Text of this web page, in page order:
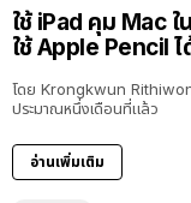
ใช้ iPad คุม Mac
ใช้ Apple Pencil ไ
โดย Krongkwun
ประมาณหนึ่งเดือนที่แล้ว
อ่านเพิ่มเติม